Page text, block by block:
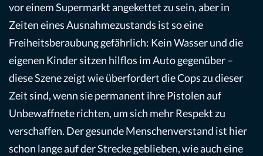
vor einem Supermarkt angekettet zu sein, aber in
Zeiten eines Ausnahmezustands ist so eine
Freiheitsberaubung gefährlich: Kein Wasser und die
eigenen Kinder sitzen hilflos im Auto gegenüber –
diese Szene zeigt wie überfordert die Cops zu dieser
Zeit sind, wenn sie permanent ihre Pistolen auf
Unbewaffnete richten, um sich mehr Respekt zu
verschaffen. Der gesunde Menschenverstand ist hier
schon lange auf der Strecke geblieben, wie auch eine